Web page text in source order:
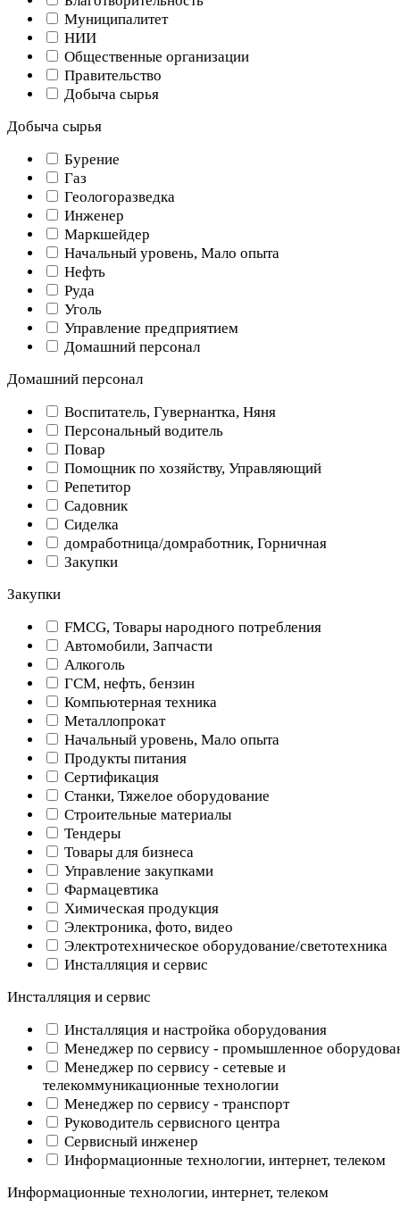
Муниципалитет
НИИ
Общественные организации
Правительство
Добыча сырья
Добыча сырья
Бурение
Газ
Геологоразведка
Инженер
Маркшейдер
Начальный уровень, Мало опыта
Нефть
Руда
Уголь
Управление предприятием
Домашний персонал
Домашний персонал
Воспитатель, Гувернантка, Няня
Персональный водитель
Повар
Помощник по хозяйству, Управляющий
Репетитор
Садовник
Сиделка
домработница/домработник, Горничная
Закупки
Закупки
FMCG, Товары народного потребления
Автомобили, Запчасти
Алкоголь
ГСМ, нефть, бензин
Компьютерная техника
Металлопрокат
Начальный уровень, Мало опыта
Продукты питания
Сертификация
Станки, Тяжелое оборудование
Строительные материалы
Тендеры
Товары для бизнеса
Управление закупками
Фармацевтика
Химическая продукция
Электроника, фото, видео
Электротехническое оборудование/светотехника
Инсталляция и сервис
Инсталляция и сервис
Инсталляция и настройка оборудования
Менеджер по сервису - промышленное
Менеджер по сервису - сетевые и
телекоммуникационные технологии
Менеджер по сервису - транспорт
Руководитель сервисного центра
Сервисный инженер
Информационные технологии, интернет, телеком
Информационные технологии, интернет, телеком